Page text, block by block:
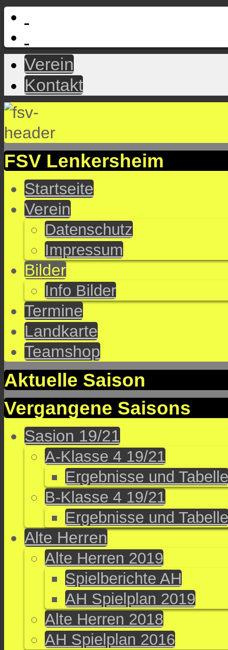
Verein
Kontakt
FSV Lenkersheim
Startseite
Verein
Datenschutz
Impressum
Bilder
Info Bilder
Termine
Landkarte
Teamshop
Aktuelle Saison
Vergangene Saisons
Sasion 19/21
A-Klasse 4 19/21
Ergebnisse und Tabelle
B-Klasse 4 19/21
Ergebnisse und Tabelle
Alte Herren
Alte Herren 2019
Spielberichte AH
AH Spielplan 2019
Alte Herren 2018
AH Spielplan 2016